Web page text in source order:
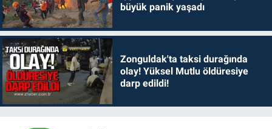
büyük panik yaşadı
Zonguldak'ta taksi durağında
olay! Yüksel Mutlu öldüresiye
darp edildi!